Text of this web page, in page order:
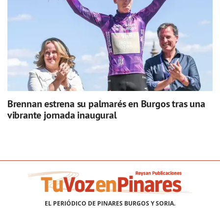
Brennan estrena su palmarés en Burgos tras una
vibrante jornada inaugural
EL PERIÓDICO DE PINARES BURGOS Y SORIA.